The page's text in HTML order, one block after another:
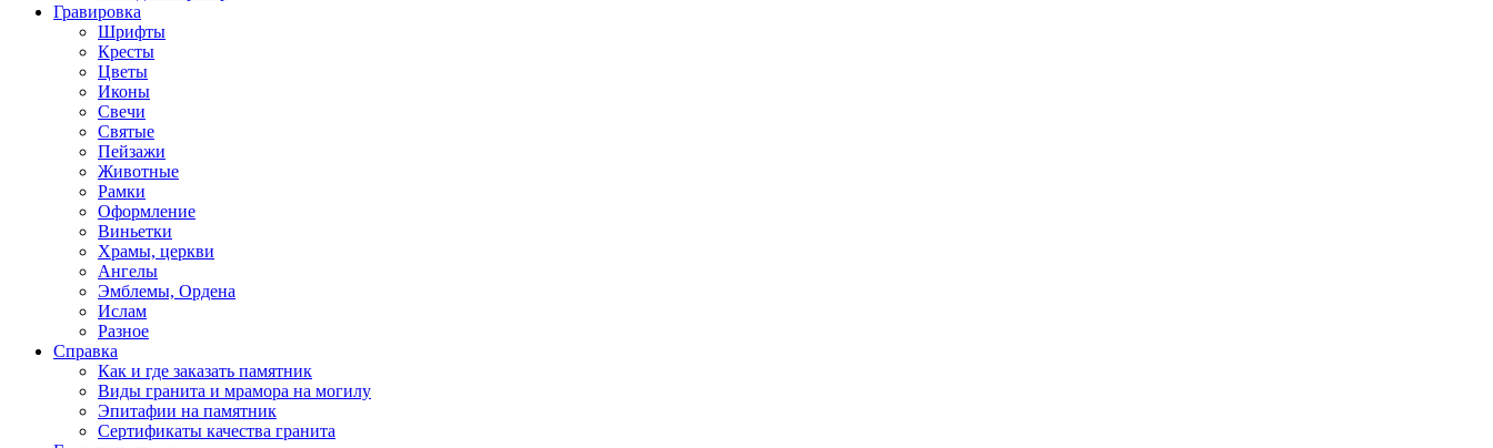
Гравировка
Шрифты
Кресты
Цветы
Иконы
Свечи
Святые
Пейзажи
Животные
Рамки
Оформление
Виньетки
Храмы, церкви
Ангелы
Эмблемы, Ордена
Ислам
Разное
Справка
Как и где заказать памятник
Виды гранита и мрамора на могилу
Эпитафии на памятник
Сертификаты качества гранита